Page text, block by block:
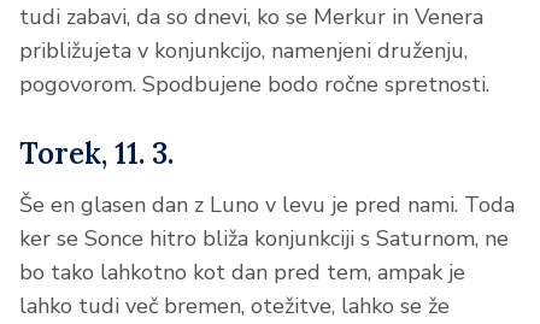
tudi zabavi, da so dnevi, ko se Merkur in Venera
približujeta v konjunkcijo, namenjeni druženju,
pogovorom. Spodbujene bodo ročne spretnosti.
Torek, 11. 3.
Še en glasen dan z Luno v levu je pred nami. Toda
ker se Sonce hitro bliža konjunkciji s Saturnom, ne
bo tako lahkotno kot dan pred tem, ampak je
lahko tudi več bremen, otežitve, lahko se že